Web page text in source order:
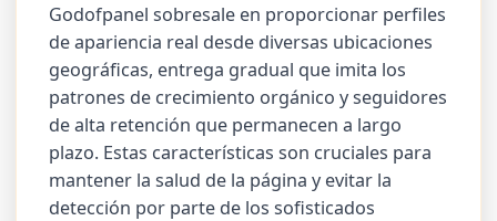
Godofpanel sobresale en proporcionar perfiles
de apariencia real desde diversas ubicaciones
geográficas, entrega gradual que imita los
patrones de crecimiento orgánico y seguidores
de alta retención que permanecen a largo
plazo. Estas características son cruciales para
mantener la salud de la página y evitar la
detección por parte de los sofisticados